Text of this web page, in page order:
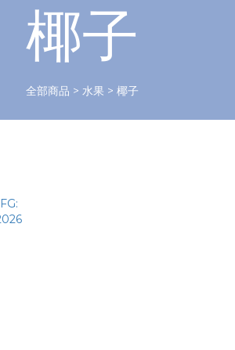
椰子
全部商品 > 水果 > 椰子